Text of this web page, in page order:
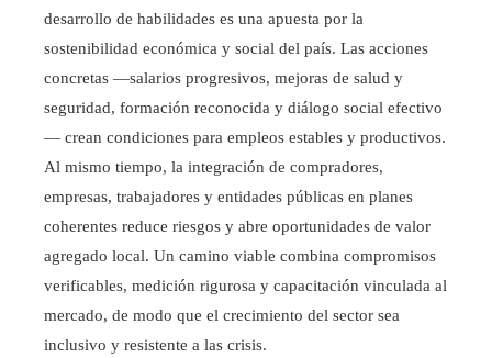
desarrollo de habilidades es una apuesta por la
sostenibilidad económica y social del país. Las acciones
concretas —salarios progresivos, mejoras de salud y
seguridad, formación reconocida y diálogo social efectivo
— crean condiciones para empleos estables y productivos.
Al mismo tiempo, la integración de compradores,
empresas, trabajadores y entidades públicas en planes
coherentes reduce riesgos y abre oportunidades de valor
agregado local. Un camino viable combina compromisos
verificables, medición rigurosa y capacitación vinculada al
mercado, de modo que el crecimiento del sector sea
inclusivo y resistente a las crisis.